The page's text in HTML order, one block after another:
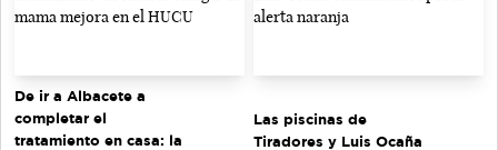
De ir a Albacete a
completar el
tratamiento en casa: la
Las piscinas de
Tiradores y Luis Ocaña